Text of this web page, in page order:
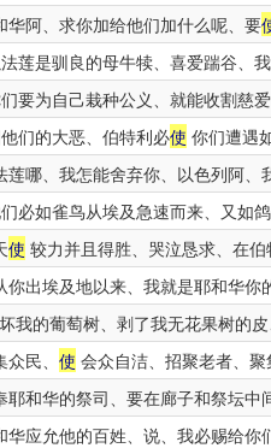
华阿、求你加给他们加什么呢、要
莲是驯良的母牛犊、喜爱踹谷、
要为自己栽种公义、就能收割慈
们的大恶、伯特利必使 你们遭遇
莲哪、我怎能舍弃你、以色列阿、
必如雀鸟从埃及急速而来、又如
使 较力并且得胜、哭泣恳求、在
你出埃及地以来、我就是耶和华
我的葡萄树、剥了我无花果树的皮
民、 使 会众自洁、招聚老者、聚
耶和华的祭司、要在廊子和祭坛
华应允他的百姓、说、我必赐给你